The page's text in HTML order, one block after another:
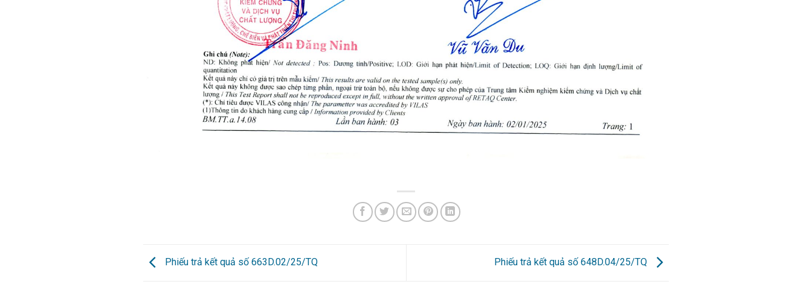
Phiếu trả kết quả số 663D.02/25/TQ Phiếu trả kết quả số 648D.04/25/TQ